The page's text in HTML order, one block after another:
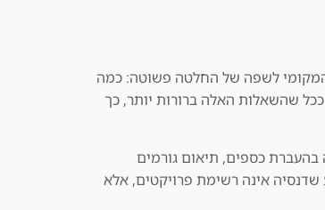
המקומי לשפה של החלטה פשוטה: כמה
שהשאלות האלה ברורות יותר, כך
בהעברת כספים, תיאום גורמים
שדנסיה אינה רשימת פרויקטים, אלא